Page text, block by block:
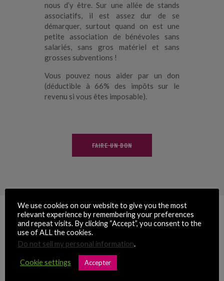
nous d’y être. Sur une allée de stands
associatifs, il est assez dur de se
démarquer, surtout quand on est une
petite association de bénévoles sans
salariés, sans gros matériel et sans
grosses subventions !
Vous pouvez nous aider par un don
(déductible à 66% des impôts sur le
revenu si vous êtes imposable).
FAIRE UN DON
We use cookies on our website to give you the most
relevant experience by remembering your preferences
and repeat visits. By clicking “Accept”, you consent to the
use of ALL the cookies.
Do not sell my personal information.
Cookie settings Accepter